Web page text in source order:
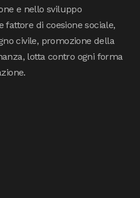
e nello sviluppo
fattore di coesione sociale,
civile, promozione della
lotta contro ogni forma